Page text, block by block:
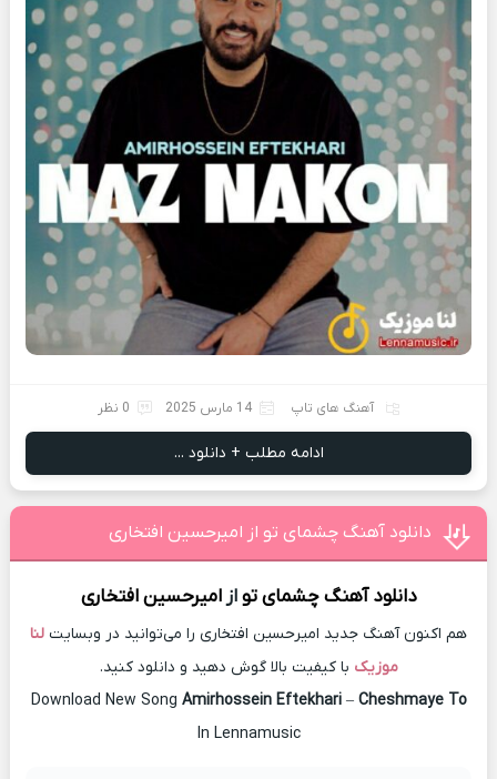
آهنگ های تاپ 14 مارس 2025 0 نظر
ادامه مطلب + دانلود ...
دانلود آهنگ چشمای تو از امیرحسین افتخاری
دانلود آهنگ چشمای توازامیرحسین افتخاری
هم اکنون آهنگ جدید امیرحسین افتخاری را می‌توانید در وبسایت لنا
موزیک با کیفیت بالا گوش دهید و دانلود کنید.
Download New Song Amirhossein Eftekhari– Cheshmaye To
In Lennamusic